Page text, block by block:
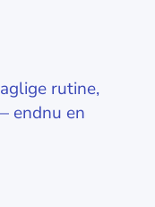
rutine,
endnu en